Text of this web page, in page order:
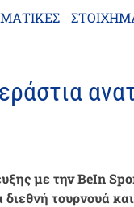
με την BeIn
τουρνουά